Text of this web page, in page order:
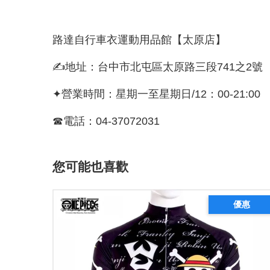
路達自行車衣運動用品館【太原店】
✍地址：台中市北屯區太原路三段741之2號
✦營業時間：星期一至星期日/12：00-21:00
☎電話：04-37072031
您可能也喜歡
優惠